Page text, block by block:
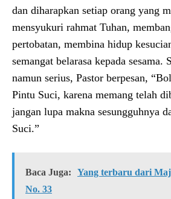
dan diharapkan setiap orang yang
mensyukuri rahmat Tuhan,
pertobatan, membina hidup
semangat belarasa kepada sesama.
namun serius, Pastor berpesan,
Pintu Suci, karena memang telah
jangan lupa makna sesungguhnya
Suci.”
Baca Juga:
Yang terbaru dari
No. 33